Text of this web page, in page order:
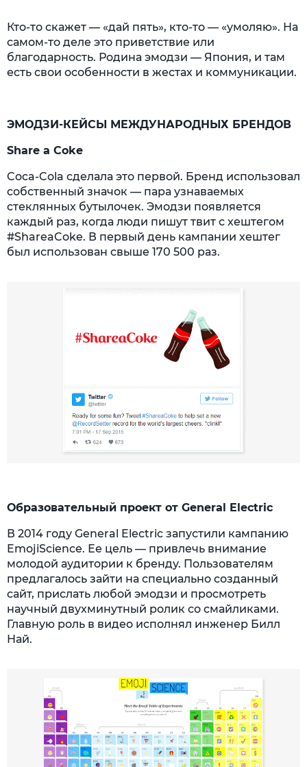
Кто-то скажет — «дай пять», кто-то — «умоляю». На
самом-то деле это приветствие или
благодарность. Родина эмодзи — Япония, и там
есть свои особенности в жестах и коммуникации.
ЭМОДЗИ-КЕЙСЫ МЕЖДУНАРОДНЫХ БРЕНДОВ
Share a Coke
Coca-Cola сделала это первой. Бренд использовал
собственный значок — пара узнаваемых
стеклянных бутылочек. Эмодзи появляется
каждый раз, когда люди пишут твит с хештегом
#ShareaCoke. В первый день кампании хештег
был использован свыше 170 500 раз.
Образовательный проект от General Electric
В 2014 году General Electric запустили кампанию
EmojiScience. Ее цель — привлечь внимание
молодой аудитории к бренду. Пользователям
предлагалось зайти на специально созданный
сайт, прислать любой эмодзи и просмотреть
научный двухминутный ролик со смайликами.
Главную роль в видео исполнял инженер Билл
Най.